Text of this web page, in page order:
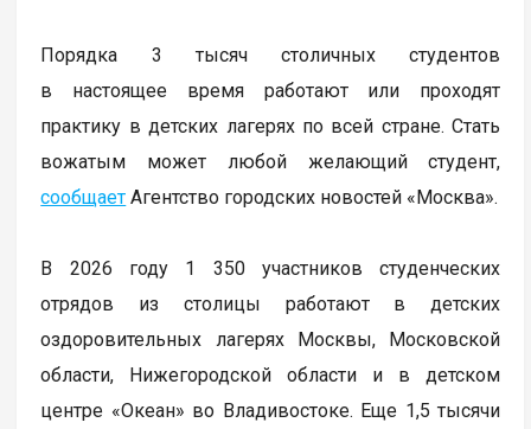
Порядка 3 тысяч столичных студентов
в настоящее время работают или проходят
практику в детских лагерях по всей стране. Стать
вожатым может любой желающий студент,
сообщает Агентство городских новостей «Москва».
В 2026 году 1 350 участников студенческих
отрядов из столицы работают в детских
оздоровительных лагерях Москвы, Московской
области, Нижегородской области и в детском
центре «Океан» во Владивостоке. Еще 1,5 тысячи